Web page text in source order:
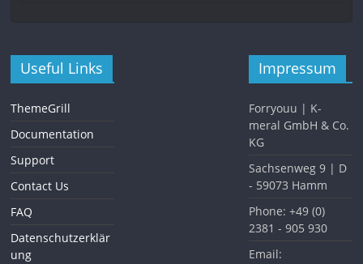
Useful Links
ThemeGrill
Documentation
Support
Contact Us
FAQ
Datenschutzerklär
ung
Impressum
Forryouu | K-
meral GmbH & Co.
KG
Sachsenweg 9 | D
- 59073 Hamm
Phone: +49 (0)
2381 - 905 930
Email: